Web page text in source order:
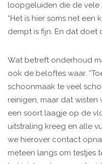
loopgeluiden die de vele
“Het is hier soms net
dempt is fijn. En dat doet
Wat betreft onderhoud
ook de beloftes waar.
schoonmaak te veel
reinigen, maar dat
een soort laagje op de
uitstraling kreeg en alle
we hierover contact
meteen langs om testjes